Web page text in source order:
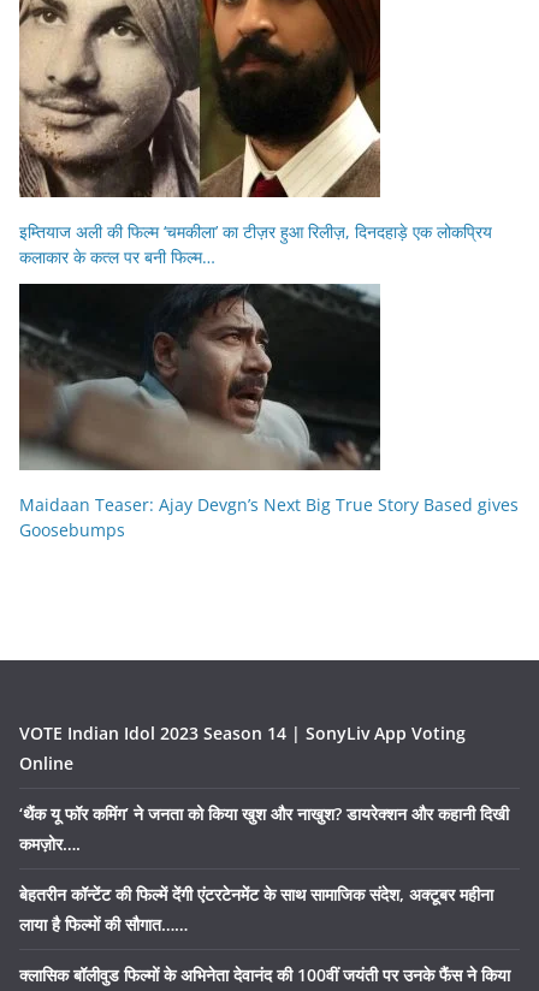
इम्तियाज अली की फिल्म ‘चमकीला’ का टीज़र हुआ रिलीज़, दिनदहाड़े एक लोकप्रिय
कलाकार के कत्ल पर बनी फिल्म…
Maidaan Teaser: Ajay Devgn’s Next Big True Story Based gives
Goosebumps
VOTE Indian Idol 2023 Season 14 | SonyLiv App Voting
Online
‘थैंक यू फॉर कमिंग’ ने जनता को किया खुश और नाखुश? डायरेक्शन और कहानी दिखी
कमज़ोर….
बेहतरीन कॉन्टेंट की फिल्में देंगी एंटरटेनमेंट के साथ सामाजिक संदेश, अक्टूबर महीना
लाया है फिल्मों की सौगात……
क्लासिक बॉलीवुड फिल्मों के अभिनेता देवानंद की 100वीं जयंती पर उनके फैंस ने किया